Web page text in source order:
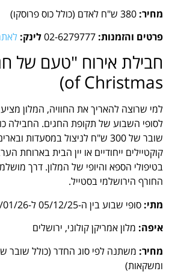
מחיר:
פרטים והזמנות:
לינק:
of Christmas)
למי שרוצה להאריך את החוויה, המלון
לסופי השבוע של תקופת החגים. החבילה
שובר של 300 ש"ח לניצול במסעדות
קוקטיילים ייחודיים או יין הבית בארוחת
בטיפולי הספא והיופי של המלון. דרך
החורף הירושלמי בסטייל.
מתי: סופי שבוע בין ה-05/12/25 ל-17/01/26
איפה: מלון אמריקן קולוני, ירושלים
מחיר:
ומשקאות)